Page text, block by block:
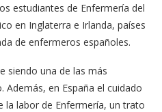
estudiantes de Enfermería del
en Inglaterra e Irlanda, países
de enfermeros españoles.
siendo una de las más
Además, en España el cuidado
la labor de Enfermería, un trato